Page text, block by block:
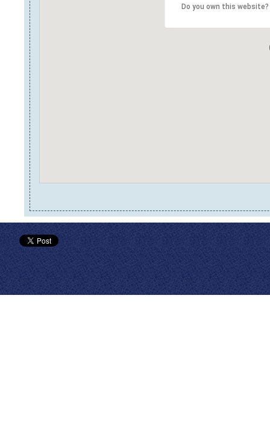
Do you own this website?